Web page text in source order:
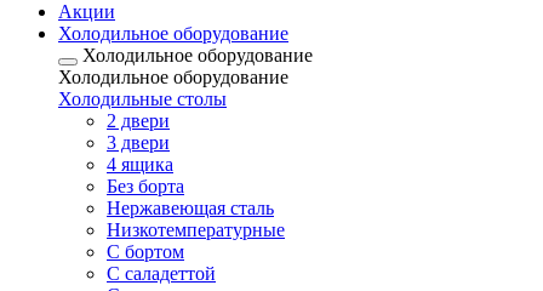
Акции
Холодильное оборудование
Холодильное оборудование
Холодильное оборудование
Холодильные столы
2 двери
3 двери
4 ящика
Без борта
Нержавеющая сталь
Низкотемпературные
С бортом
С саладеттой